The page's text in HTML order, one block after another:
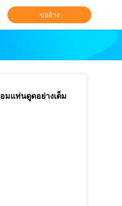
ขออ้าง
มแท่นดูดอย่างเต็ม